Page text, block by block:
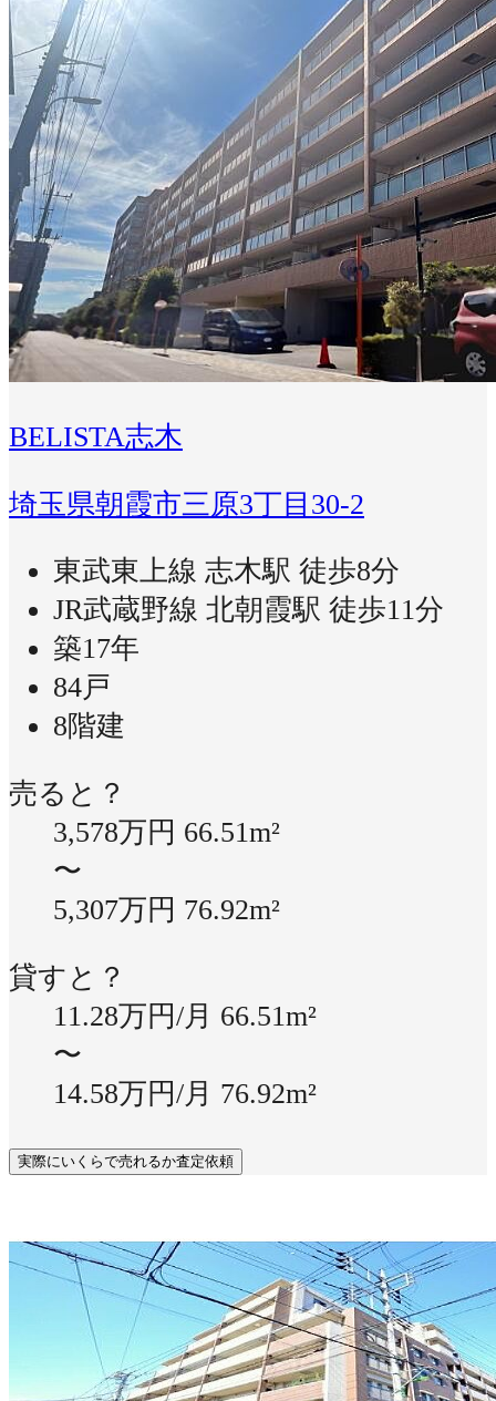
BELISTA志木
埼玉県朝霞市三原3丁目30-2
東武東上線 志木駅 徒歩8分
JR武蔵野線 北朝霞駅 徒歩11分
築17年
84戸
8階建
売ると？
3,578万円 66.51m²
〜
5,307万円 76.92m²
貸すと？
11.28万円/月 66.51m²
〜
14.58万円/月 76.92m²
実際にいくらで売れるか査定依頼